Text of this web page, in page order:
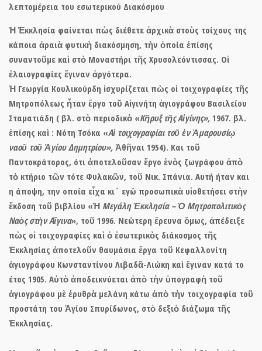
λεπτομέρεια του εσωτερικού Διακόσμου
Ἡ Ἐκκλησία φαίνεται πὼς διέθετε ἀρχικὰ στοὺς τοίχους της
κάποια ἀραιὰ φυτικὴ διακόσμηση, τὴν ὁποία ἐπίσης
συναντοῦμε καὶ στὸ Μοναστήρι τῆς Χρυσολεόντισσας. Οἱ
ἐλαιογραφίες ἔγιναν ἀργότερα.
Ἡ Γεωργία Κουλικούρδη ἰσχυρίζεται πὼς οἱ τοιχογραφίες τῆς
Μητροπόλεως ἦταν ἔργο τοῦ Αἰγινήτη ἁγιογράφου Βασιλείου
Σταματιάδη ( βλ. στὸ περιοδικὸ «Κῆρυξ τῆς Αἰγίνης», 1967. βλ.
ἐπίσης καὶ : Νότη Τσόκα «Αἱ τοιχογραφίαι τοῦ ἐν Ἀμαρουσίῳ
ναοῦ τοῦ Ἁγίου Δημητρίου», Ἀθῆναι 1954). Και τοῦ
Παντοκράτορος, ότι ἀποτελοῦσαν ἔργο ἑνὸς ζωγράφου ἀπὸ
τὸ κτήριο τῶν τότε Φυλακῶν, τοῦ Νικ. Σπάνια. Αυτή ήταν και
η άποψη, την οποία εἶχα κι΄ εγώ προσωπικὰ υἱοθετήσει στὴν
ἔκδοση τοῦ βιβλίου «Ἡ Μεγάλη Ἐκκλησία – Ὁ Μητροπολιτικὸς
Ναὸς στὴν Αἴγινα», τοῦ 1996. Νεώτερη ἔρευνα ὅμως, ἀπέδειξε
πὼς οἱ τοιχογραφίες καὶ ὁ ἐσωτερικὸς διάκοσμος τῆς
Ἐκκλησίας ἀποτελοῦν θαυμάσια ἔργα τοῦ Κεφαλλονίτη
ἁγιογράφου Κωνσταντίνου Λιβαδᾶ-Λιώκη καὶ ἔγιναν κατά το
έτος 1905. Αὐτὸ ἀποδεικνύεται ἀπὸ τὴν ὑπογραφὴ τοῦ
ἁγιογράφου μὲ ἐρυθρὰ μελάνη κάτω ἀπὸ τὴν τοιχογραφία τοῦ
προστάτη του Ἁγίου Σπυρίδωνος, στὸ δεξιὸ διάζωμα τῆς
Ἐκκλησίας.